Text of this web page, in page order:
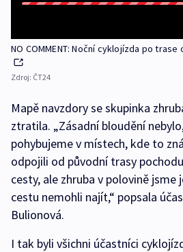
NO COMMENT: Noční cyklojízda po
Zdroj: ČT24
Mapě navzdory se skupinka
ztratila. „Zásadní bloudění
pohybujeme v místech, kde to
odpojili od původní trasy
cesty, ale zhruba v polovině
cestu nemohli najít,“ popsala
Bulionová.
I tak byli všichni účastníci